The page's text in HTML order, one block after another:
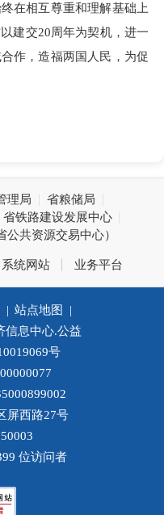
相互尊重和理解基础上
建交20周年为契机，进一
作，造福两国人民，为促
理局
省粮储局
省铁路建设发展中心
共资源交易中心）
系统网站 业务平台
| 站点地图 |
信息中心.公益
号
屏西路27号
位访问者